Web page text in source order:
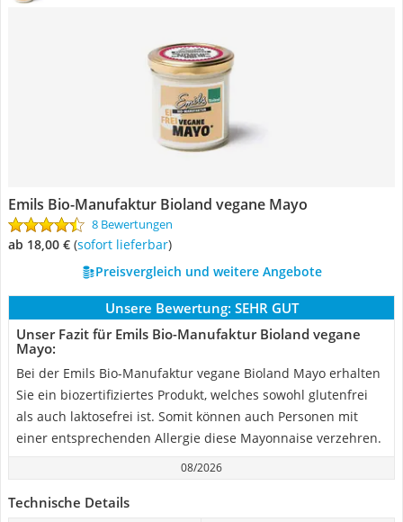
Emils Bio-Manufaktur Bioland vegane Mayo
8 Bewertungen
ab 18,00 € ( Sofort lieferbar)
Preisvergleich und weitere Angebote
Unsere Bewertung: SEHR GUT
Unser Fazit für Emils Bio-Manufaktur Bioland vegane
Mayo:
Bei der Emils Bio-Manufaktur vegane Bioland Mayo erhalten
Sie ein biozertifiziertes Produkt, welches sowohl glutenfrei
als auch laktosefrei ist. Somit können auch Personen mit
einer entsprechenden Allergie diese Mayonnaise verzehren.
08/2026
Technische Details